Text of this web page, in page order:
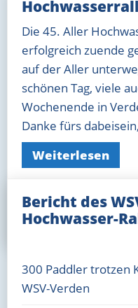
Die 45. Aller
erfolgreich zuende
auf der Aller
schönen Tag, viele
Wochenende in
Danke fürs dabeisein,
Weiterlesen
April 12, 2026
Uncategorized
Bericht des
Hochwasser-
300 Paddler trotzen
WSV-Verden